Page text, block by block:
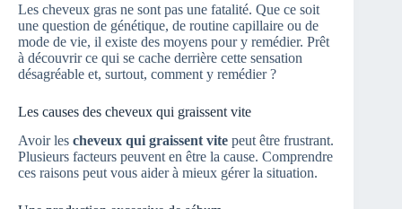
Les cheveux gras ne sont pas une fatalité. Que ce soit
une question de génétique, de routine capillaire ou de
mode de vie, il existe des moyens pour y remédier. Prêt
à découvrir ce qui se cache derrière cette sensation
désagréable et, surtout, comment y remédier ?
Les causes des cheveux qui graissent vite
Avoir les cheveux qui graissent vite peut être frustrant.
Plusieurs facteurs peuvent en être la cause. Comprendre
ces raisons peut vous aider à mieux gérer la situation.